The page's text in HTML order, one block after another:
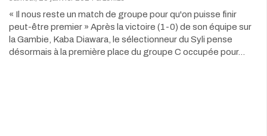
« Il nous reste un match de groupe pour qu'on puisse finir
peut-être premier » Après la victoire (1-0) de son équipe sur
la Gambie, Kaba Diawara, le sélectionneur du Syli pense
désormais à la première place du groupe C occupée pour…